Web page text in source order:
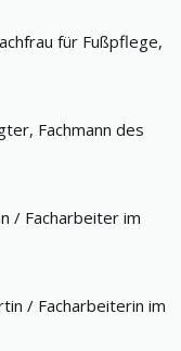
für Fußpflege,
Fachmann des
/ Facharbeiter im
/ Facharbeiterin im